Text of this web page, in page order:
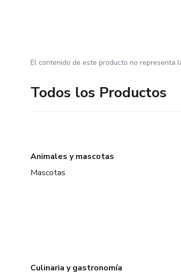
El contenido de este producto no representa
Todos los Productos
Animales y mascotas
Mascotas
Culinaria y gastronomía